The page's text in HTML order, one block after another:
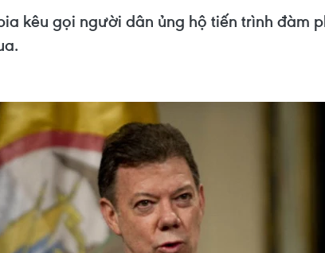
kêu gọi người dân ủng hộ tiến trình đàm